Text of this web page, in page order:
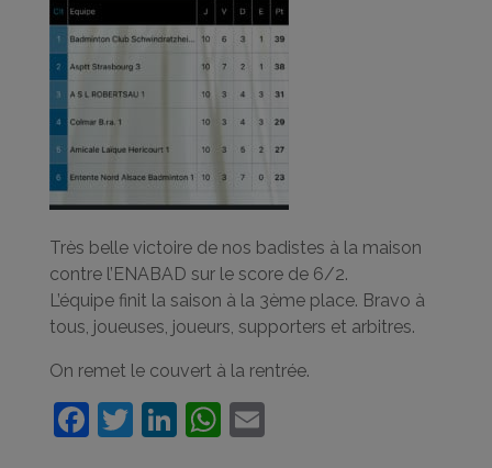
Très belle victoire de nos badistes à la maison
contre l’ENABAD sur le score de 6/2.
L’équipe finit la saison à la 3èmeplace. Bravo à
tous, joueuses, joueurs, supporters et arbitres.
On remet le couvert à la rentrée.
F T Li W